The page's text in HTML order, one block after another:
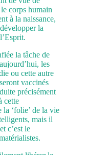
corps humain
à la naissance,
la
la tâche de
les
ou cette autre
vaccinés
précisément
cette
‘folie’ de la vie
mais il
c’est le